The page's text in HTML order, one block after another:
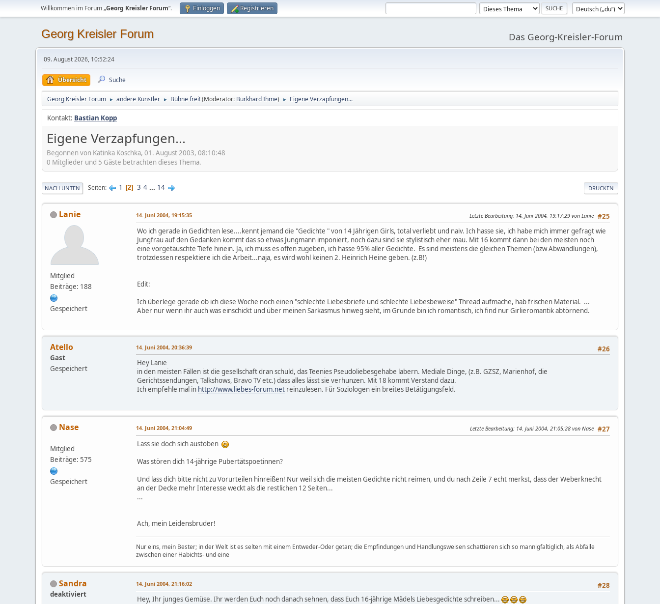
Willkommen im Forum „Georg Kreisler Forum“. Einloggen Registrieren
Georg Kreisler Forum Das Georg-Kreisler-Forum
09. August 2026, 10:52:24
Übersicht Suche
Georg Kreisler Forum ► andere Künstler ► Bühne frei!(Moderator: Burkhard Ihme) ► Eigene Verzapfungen...
Kontakt: Bastian Kopp
Eigene Verzapfungen...
Begonnen von Katinka Koschka, 01. August 2003, 08:10:48
0 Mitglieder und 5 Gäste betrachten dieses Thema.
DRUCKEN
NACH UNTEN Seiten 1 2 3 4 ... 14
Lanie
Mitglied
Beiträge: 188
Gespeichert
#25
14. Juni 2004, 19:15:35 Letzte Bearbeitung: 14. Juni 2004, 19:17:29 von Lanie
Wo ich gerade in Gedichten lese....kennt jemand die "Gedichte " von 14 Jährigen Girls, total verliebt und naiv. Ich hasse sie, ich habe mich immer gefragt wie
Jungfrau auf den Gedanken kommt das so etwas Jungmann imponiert, noch dazu sind sie stylistisch eher mau. Mit 16 kommt dann bei den meisten noch
eine vorgetäuschte Tiefe hinein. Ja, ich muss es offen zugeben, ich hasse 95% aller Gedichte. Es sind meistens die gleichen Themen (bzw Abwandlungen),
trotzdessen respektiere ich die Arbeit...naja, es wird wohl keinen 2. Heinrich Heine geben. (z.B!)
Edit:
Ich überlege gerade ob ich diese Woche noch einen "schlechte Liebesbriefe und schlechte Liebesbeweise" Thread aufmache, hab frischen Material. ...
Aber nur wenn ihr auch was einschickt und über meinen Sarkasmus hinweg sieht, im Grunde bin ich romantisch, ich find nur Girlieromantik abtörnend.
Atello
Gast
Gespeichert
#26
14. Juni 2004, 20:36:39
Hey Lanie
in den meisten Fällen ist die gesellschaft dran schuld, das Teenies Pseudoliebesgehabe labern. Mediale Dinge, (z.B. GZSZ, Marienhof, die
Gerichtssendungen, Talkshows, Bravo TV etc.) dass alles lässt sie verhunzen. Mit 18 kommt Verstand dazu.
Ich empfehle mal in http://www.liebes-forum.net reinzulesen. Für Soziologen ein breites Betätigungsfeld.
Nase
Mitglied
Beiträge: 575
Gespeichert
#27
14. Juni 2004, 21:04:49 Letzte Bearbeitung: 14. Juni 2004, 21:05:28 von Nase
Lass sie doch sich austoben
Was stören dich 14-jährige Pubertätspoetinnen?
Und lass dich bitte nicht zu Vorurteilen hinreißen! Nur weil sich die meisten Gedichte nicht reimen, und du nach Zeile 7 echt merkst, dass der Weberknecht
an der Decke mehr Interesse weckt als die restlichen 12 Seiten...
...
Ach, mein Leidensbruder!
Nur eins, mein Bester; in der Welt ist es selten mit einem Entweder-Oder getan; die Empfindungen und Handlungsweisen schattieren sich so mannigfaltiglich, als Abfälle
zwischen einer Habichts- und eine
Sandra
deaktiviert
#28
14. Juni 2004, 21:16:02
Hey, Ihr junges Gemüse. Ihr werden Euch noch danach sehnen, dass Euch 16-jährige Mädels Liebesgedichte schreiben...